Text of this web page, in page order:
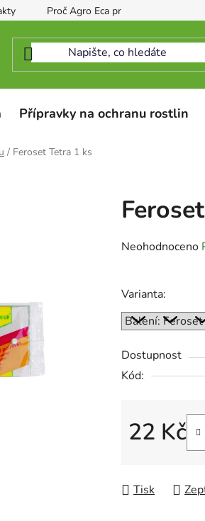
Proč Agro Eca protect
Přípravky na ochranu rostlin
/ Feroset Tetra 1 ks
Průměrné
0,0
5
hvězdiček.
Neohodnoceno
Varianta:
Dostupnost
Kód:
22 Kč
Měrná cena:
Tisk